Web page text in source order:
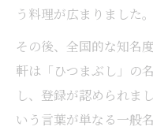
う料理が広まりました。
その後、全国的な知名
軒は「ひつまぶし」の
し、登録が認められま
いう言葉が単なる一般